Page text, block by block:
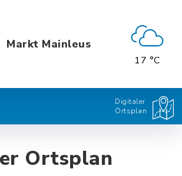
Markt Mainleus
17 °C
Digitaler
Ortsplan
Ortsplan